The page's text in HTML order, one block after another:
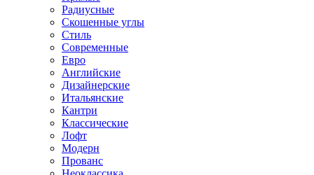
Радиусные
Скошенные углы
Стиль
Современные
Евро
Английские
Дизайнерские
Итальянские
Кантри
Классические
Лофт
Модерн
Прованс